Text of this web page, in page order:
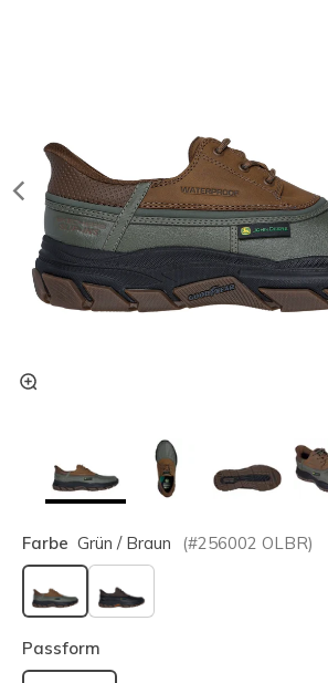
Farbe Grün / Braun (#256002 OLBR)
ausgewählt
Passform